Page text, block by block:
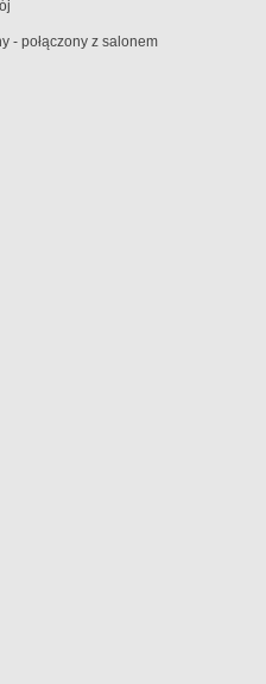
- połączony z salonem